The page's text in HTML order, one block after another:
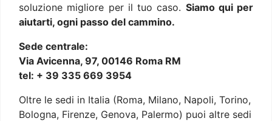
soluzione migliore per il tuo caso. Siamo qui per
aiutarti, ogni passo del cammino.
Sede centrale:
Via Avicenna, 97, 00146 Roma RM
tel: + 39 335 669 3954
Oltre le sedi in Italia (Roma, Milano, Napoli, Torino,
Bologna, Firenze, Genova, Palermo) puoi altre sedi